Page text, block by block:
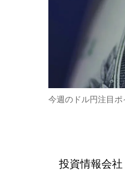
今週のドル円注目ポ
投資情報会社